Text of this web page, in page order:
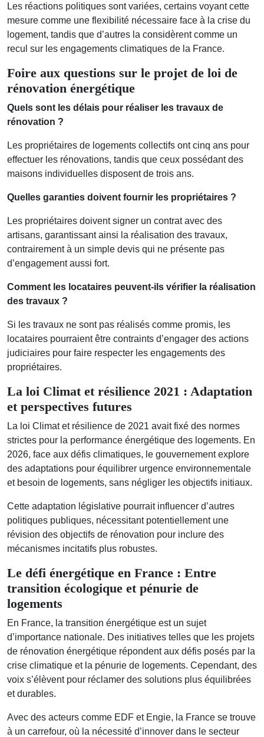
Les réactions politiques sont variées, certains voyant cette
mesure comme une flexibilité nécessaire face à la crise du
logement, tandis que d’autres la considèrent comme un
recul sur les engagements climatiques de la France.
Foire aux questions sur le projet de loi de
rénovation énergétique
Quels sont les délais pour réaliser les travaux de
rénovation ?
Les propriétaires de logements collectifs ont cinq ans pour
effectuer les rénovations, tandis que ceux possédant des
maisons individuelles disposent de trois ans.
Quelles garanties doivent fournir les propriétaires ?
Les propriétaires doivent signer un contrat avec des
artisans, garantissant ainsi la réalisation des travaux,
contrairement à un simple devis qui ne présente pas
d’engagement aussi fort.
Comment les locataires peuvent-ils vérifier la réalisation
des travaux ?
Si les travaux ne sont pas réalisés comme promis, les
locataires pourraient être contraints d’engager des actions
judiciaires pour faire respecter les engagements des
propriétaires.
La loi Climat et résilience 2021 : Adaptation
et perspectives futures
La loi Climat et résilience de 2021 avait fixé des normes
strictes pour la performance énergétique des logements. En
2026, face aux défis climatiques, le gouvernement explore
des adaptations pour équilibrer urgence environnementale
et besoin de logements, sans négliger les objectifs initiaux.
Cette adaptation législative pourrait influencer d’autres
politiques publiques, nécessitant potentiellement une
révision des objectifs de rénovation pour inclure des
mécanismes incitatifs plus robustes.
Le défi énergétique en France : Entre
transition écologique et pénurie de
logements
En France, la transition énergétique est un sujet
d’importance nationale. Des initiatives telles que les projets
de rénovation énergétique répondent aux défis posés par la
crise climatique et la pénurie de logements. Cependant, des
voix s’élèvent pour réclamer des solutions plus équilibrées
et durables.
Avec des acteurs comme EDF et Engie, la France se trouve
à un carrefour, où la nécessité d’innover dans le secteur